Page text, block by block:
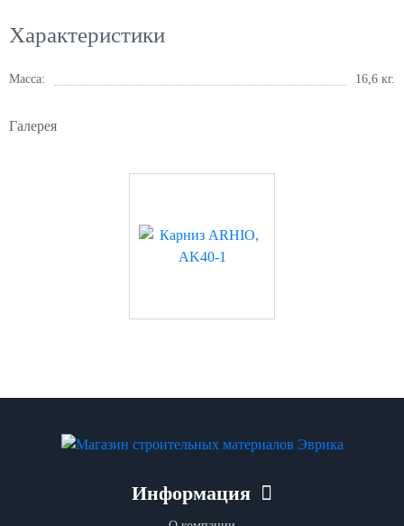
Характеристики
Масса: 16,6 кг.
Галерея
Информация